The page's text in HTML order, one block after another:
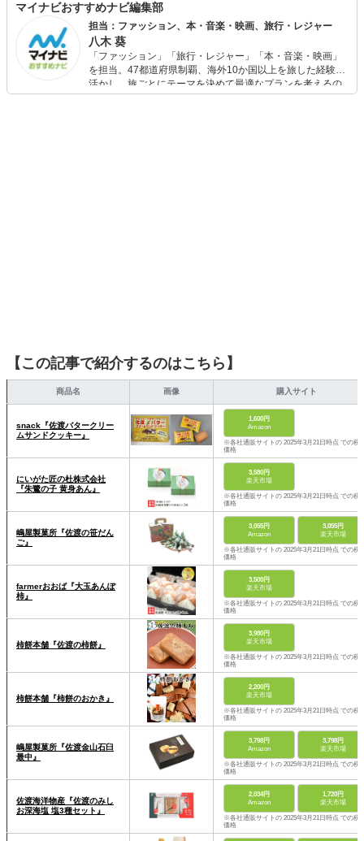
家でも入浴剤や入浴法を研究しながら温泉気分を楽しんで
いる。
マイナビおすすめナビ編集部
担当：ファッション、本・音楽・映画、旅行・レジャー
八木 葵
「ファッション」「旅行・レジャー」「本・音楽・映画」
を担当。47都道府県制覇、海外10か国以上を旅した経験を
活かし、旅ごとにテーマを決めて最適なプランを考えるの
が得意。また、アパレルショップでの販売経験もあり。誰
【この記事で紹介するのはこちら】
商品名 画像 購入サイト
snack『佐渡バタークリー
ムサンドクッキー』
1,600円
Amazon
※各社通販サイトの 2025年3月21日時点 での税
価格
にいがた匠の杜株式会社
『朱鷺の子 黄身あん』
3,580円
楽天市場
※各社通販サイトの 2025年3月21日時点 での税
価格
嶋屋製菓所『佐渡の笹だん
ご』
3,055円
Amazon
3,055円
楽天市場
※各社通販サイトの 2025年3月21日時点 での税
価格
farmerおおば『大玉あんぽ
柿』
3,500円
楽天市場
※各社通販サイトの 2025年3月21日時点 での税
価格
柿餅本舗『佐渡の柿餅』
3,980円
楽天市場
※各社通販サイトの 2025年3月21日時点 での税
価格
柿餅本舗『柿餅のおかき』
2,200円
楽天市場
※各社通販サイトの 2025年3月21日時点 での税
価格
嶋屋製菓所『佐渡金山石臼
最中』
3,798円
Amazon
3,798円
楽天市場
※各社通販サイトの 2025年3月21日時点 での税
価格
‎佐渡海洋物産『佐渡のみし
お深海塩 塩3種セット』
2,034円
Amazon
1,720円
楽天市場
※各社通販サイトの 2025年3月21日時点 での税
価格